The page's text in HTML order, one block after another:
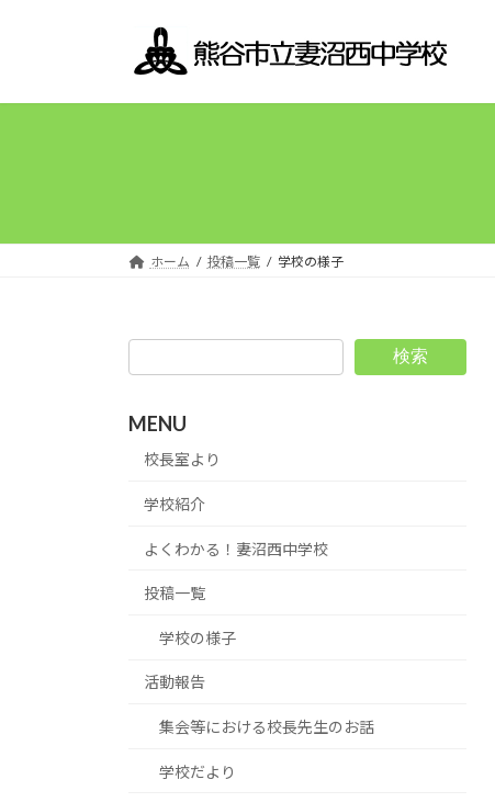
プ
動
ホーム 投稿一覧 学校の様子
検索
MENU
校長室より
学校紹介
よくわかる！妻沼西中学校
投稿一覧
学校の様子
活動報告
集会等における校長先生のお話
学校だより